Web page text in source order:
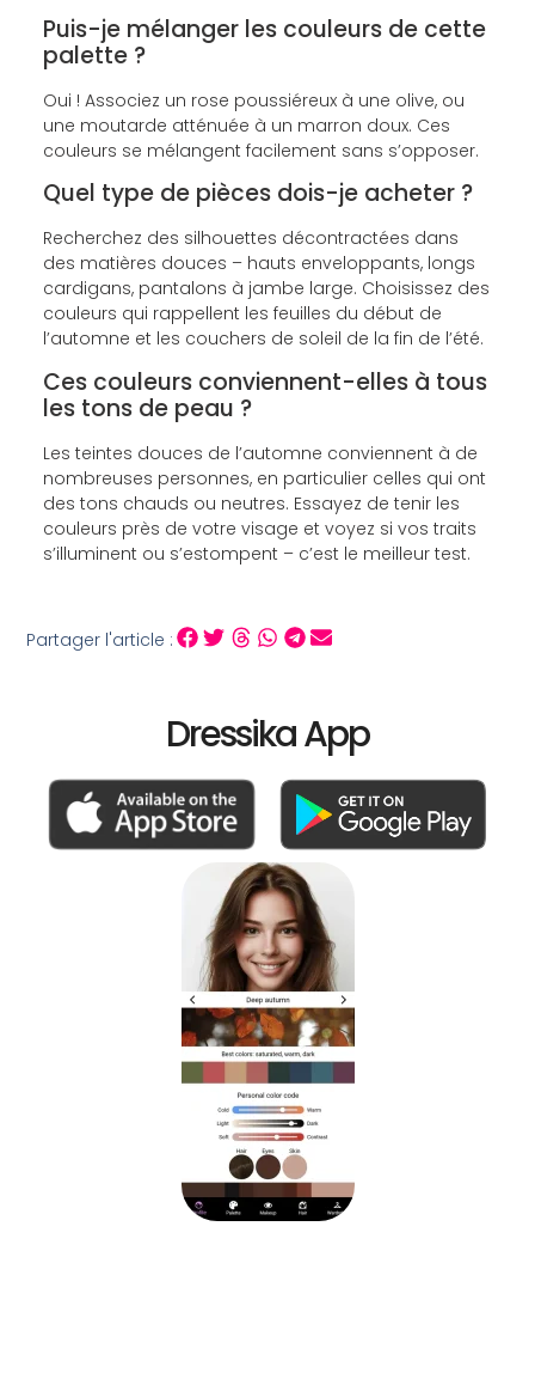
Puis-je mélanger les couleurs de cette
palette ?
Oui ! Associez un rose poussiéreux à une olive, ou
une moutarde atténuée à un marron doux. Ces
couleurs se mélangent facilement sans s’opposer.
Quel type de pièces dois-je acheter ?
Recherchez des silhouettes décontractées dans
des matières douces – hauts enveloppants, longs
cardigans, pantalons à jambe large. Choisissez des
couleurs qui rappellent les feuilles du début de
l’automne et les couchers de soleil de la fin de l’été.
Ces couleurs conviennent-elles à tous
les tons de peau ?
Les teintes douces de l’automne conviennent à de
nombreuses personnes, en particulier celles qui ont
des tons chauds ou neutres. Essayez de tenir les
couleurs près de votre visage et voyez si vos traits
s’illuminent ou s’estompent – c’est le meilleur test.
Partager l'article :
Dressika App